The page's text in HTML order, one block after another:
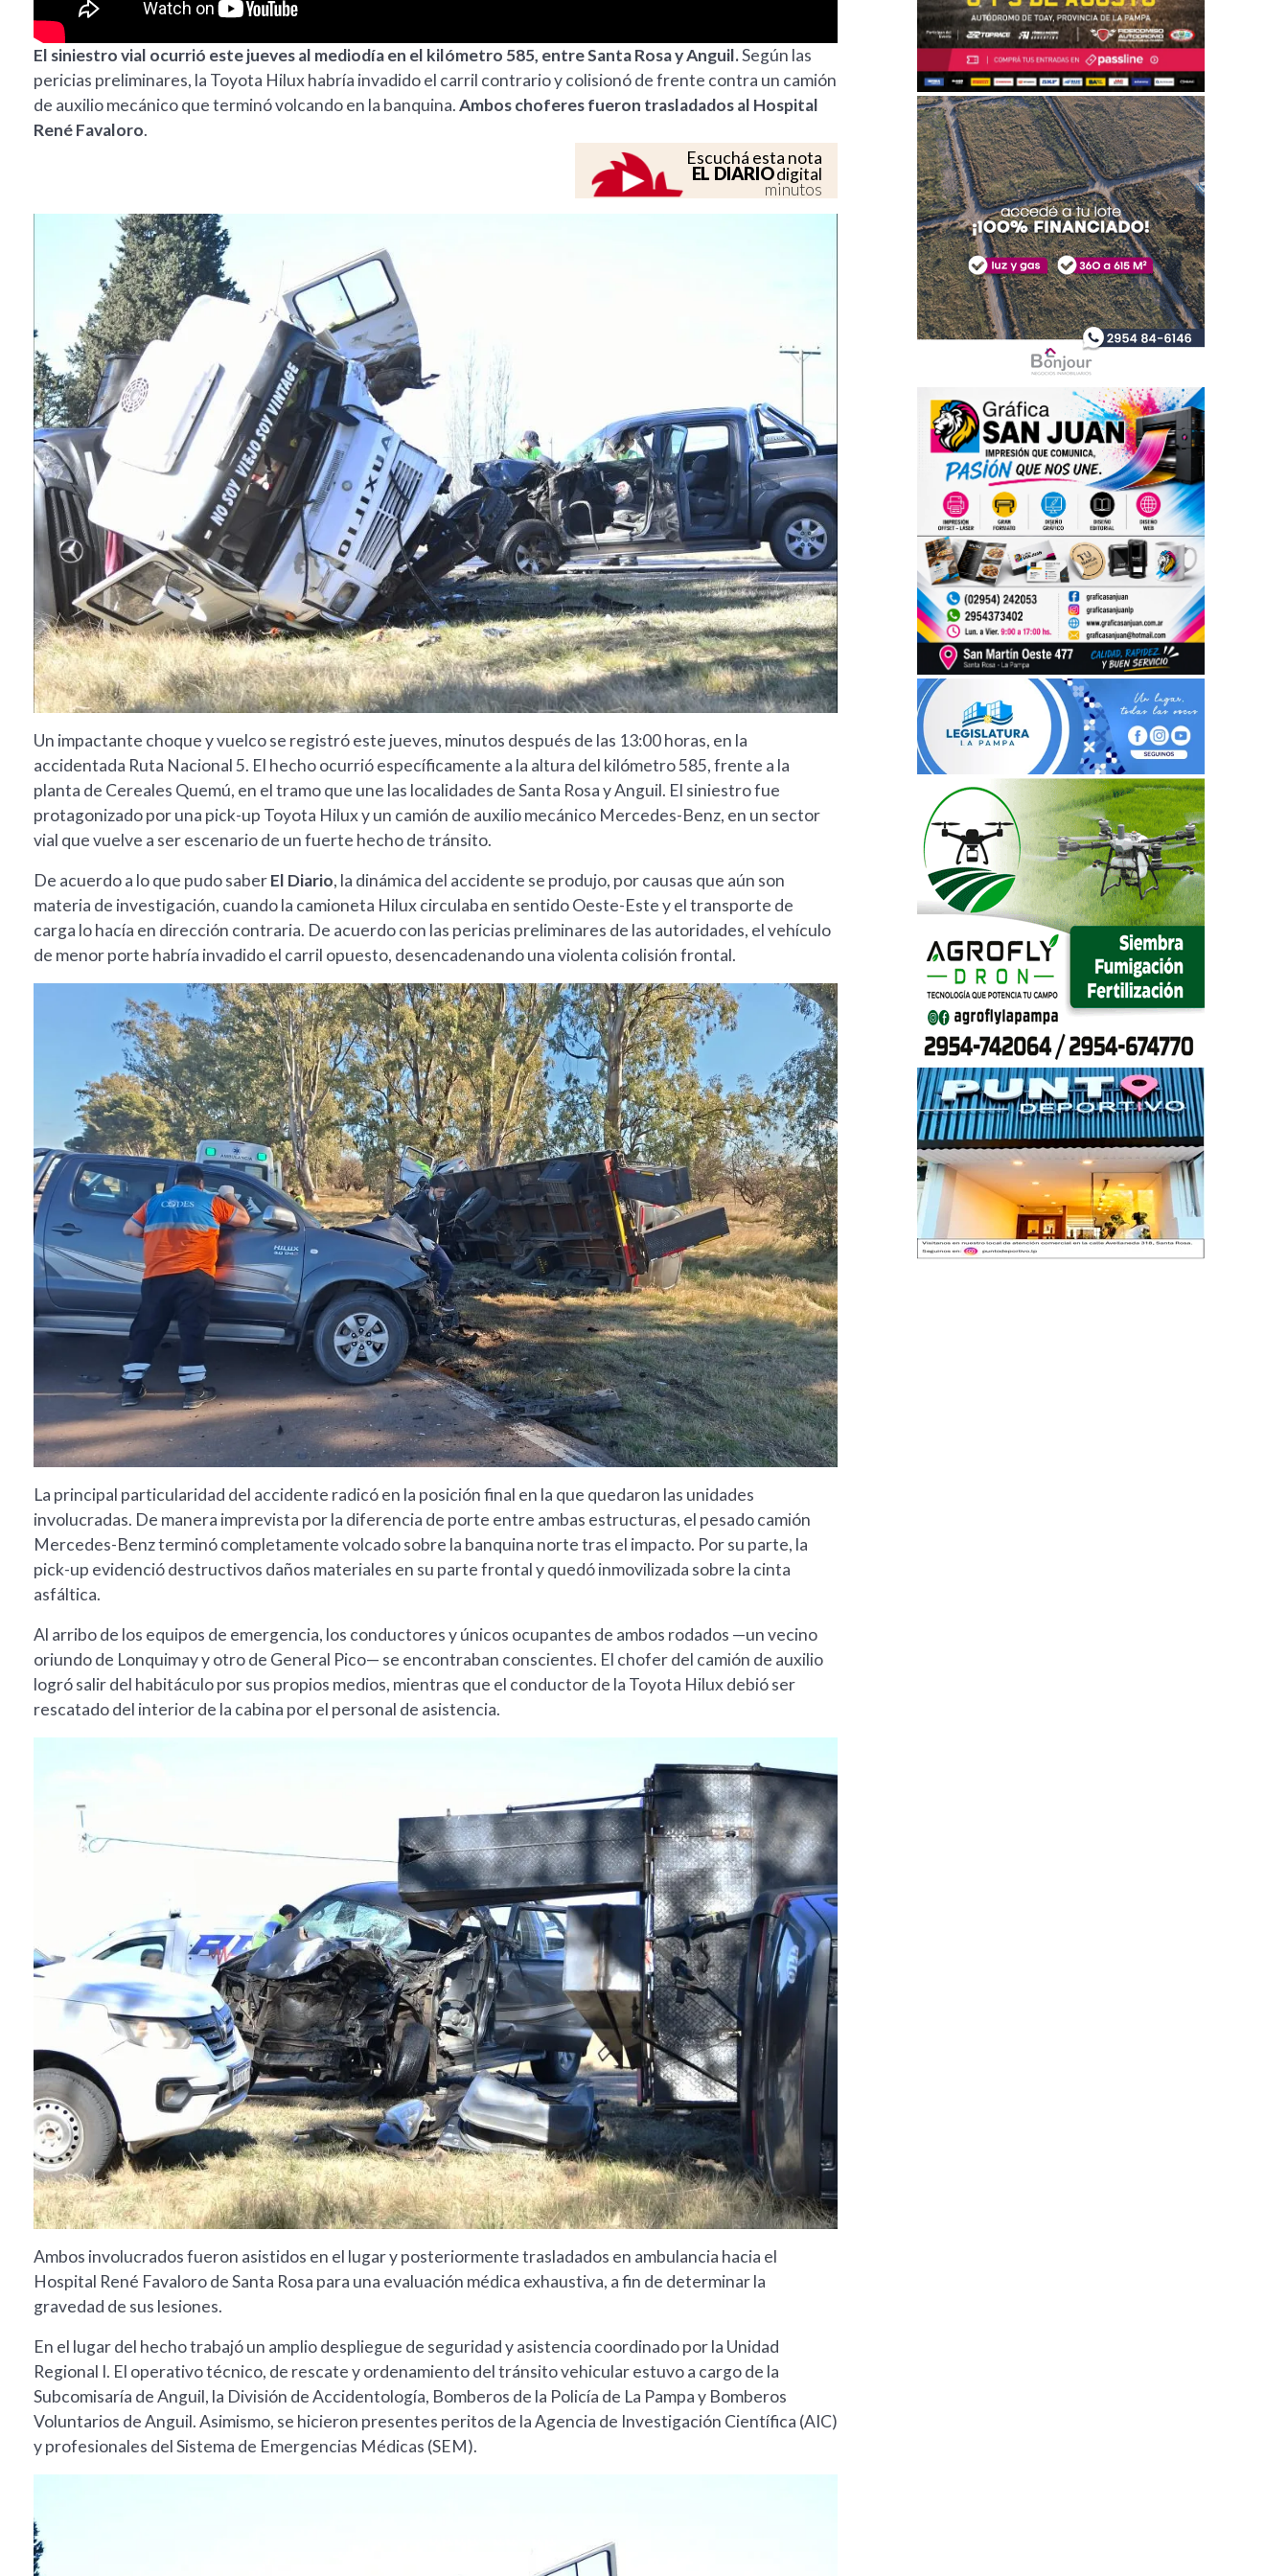
El siniestro vial ocurrió este jueves al mediodía en el kilómetro 585, entre Santa Rosa y Anguil.Según las
pericias preliminares, la Toyota Hilux habría invadido el carril contrario y colisionó de frente contra un camión
de auxilio mecánico que terminó volcando en la banquina.Ambos choferes fueron trasladados al Hospital
René Favaloro.
Escuchá esta nota
EL DIARIOdigital
minutos
Un impactante choque y vuelco se registró este jueves, minutos después de las 13:00 horas, en la
accidentada Ruta Nacional 5. El hecho ocurrió específicamente a la altura del kilómetro 585, frente a la
planta de Cereales Quemú, en el tramo que une las localidades de Santa Rosa y Anguil. El siniestro fue
protagonizado por una pick-up Toyota Hilux y un camión de auxilio mecánico Mercedes-Benz, en un sector
vial que vuelve a ser escenario de un fuerte hecho de tránsito.
De acuerdo a lo que pudo saberEl Diario, la dinámica del accidente se produjo, por causas que aún son
materia de investigación, cuando la camioneta Hilux circulaba en sentido Oeste-Este y el transporte de
carga lo hacía en dirección contraria. De acuerdo con las pericias preliminares de las autoridades, el vehículo
de menor porte habría invadido el carril opuesto, desencadenando una violenta colisión frontal.
La principal particularidad del accidente radicó en la posición final en la que quedaron las unidades
involucradas. De manera imprevista por la diferencia de porte entre ambas estructuras, el pesado camión
Mercedes-Benz terminó completamente volcado sobre la banquina norte tras el impacto. Por su parte, la
pick-up evidenció destructivos daños materiales en su parte frontal y quedó inmovilizada sobre la cinta
asfáltica.
Al arribo de los equipos de emergencia, los conductores y únicos ocupantes de ambos rodados —un vecino
oriundo de Lonquimay y otro de General Pico— se encontraban conscientes. El chofer del camión de auxilio
logró salir del habitáculo por sus propios medios, mientras que el conductor de la Toyota Hilux debió ser
rescatado del interior de la cabina por el personal de asistencia.
Ambos involucrados fueron asistidos en el lugar y posteriormente trasladados en ambulancia hacia el
Hospital René Favaloro de Santa Rosa para una evaluación médica exhaustiva, a fin de determinar la
gravedad de sus lesiones.
En el lugar del hecho trabajó un amplio despliegue de seguridad y asistencia coordinado por la Unidad
Regional I. El operativo técnico, de rescate y ordenamiento del tránsito vehicular estuvo a cargo de la
Subcomisaría de Anguil, la División de Accidentología, Bomberos de la Policía de La Pampa y Bomberos
Voluntarios de Anguil. Asimismo, se hicieron presentes peritos de la Agencia de Investigación Científica (AIC)
y profesionales del Sistema de Emergencias Médicas (SEM).